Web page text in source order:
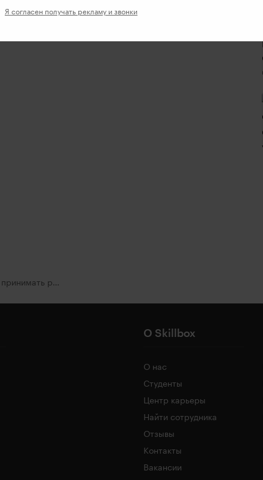
Управленческий учёт: как принимать решения на основе данных
О Skillbox
О нас
Студенты
Центр карьеры
Найти сотрудника
Отзывы
Контакты
Вакансии
Я согласен получать рекламу и звонки